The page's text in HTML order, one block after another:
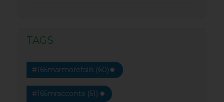
TAGS
#165marmorefalls (60)
#165mracconta (51)